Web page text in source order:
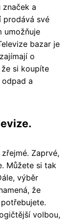
a
prodává své
umožňuje
bazar je
o
si koupíte
a
Zaprvé,
Můžete si tak
výběr
že
volbou,